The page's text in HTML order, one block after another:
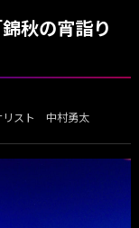
秋の宵詣り
リスト 中村勇太